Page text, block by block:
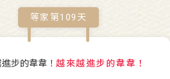
等家第109 天
越來越進步的韋韋！